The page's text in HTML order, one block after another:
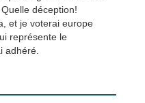
déception!
et je voterai europe
représente le
adhéré.